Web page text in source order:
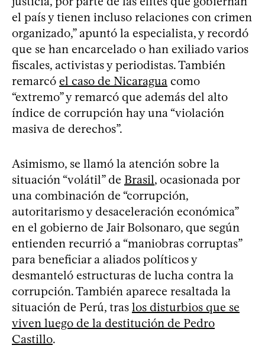
el país y tienen incluso relaciones con crimen
organizado,” apuntó la especialista, y recordó
que se han encarcelado o han exiliado varios
fiscales, activistas y periodistas. También
remarcó el caso de Nicaragua como
“extremo” y remarcó que además del alto
índice de corrupción hay una “violación
masiva de derechos”.
Asimismo, se llamó la atención sobre la
situación “volátil” de Brasil, ocasionada por
una combinación de “corrupción,
autoritarismo y desaceleración económica”
en el gobierno de Jair Bolsonaro, que según
entienden recurrió a “maniobras corruptas”
para beneficiar a aliados políticos y
desmanteló estructuras de lucha contra la
corrupción. También aparece resaltada la
situación de Perú, tras los disturbios que se
viven luego de la destitución de Pedro
Castillo.